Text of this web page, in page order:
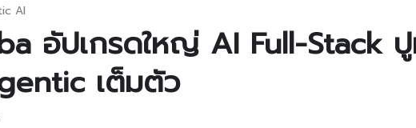
AI
อัปเกรดใหญ่ AI Full-Stack
เต็มตัว